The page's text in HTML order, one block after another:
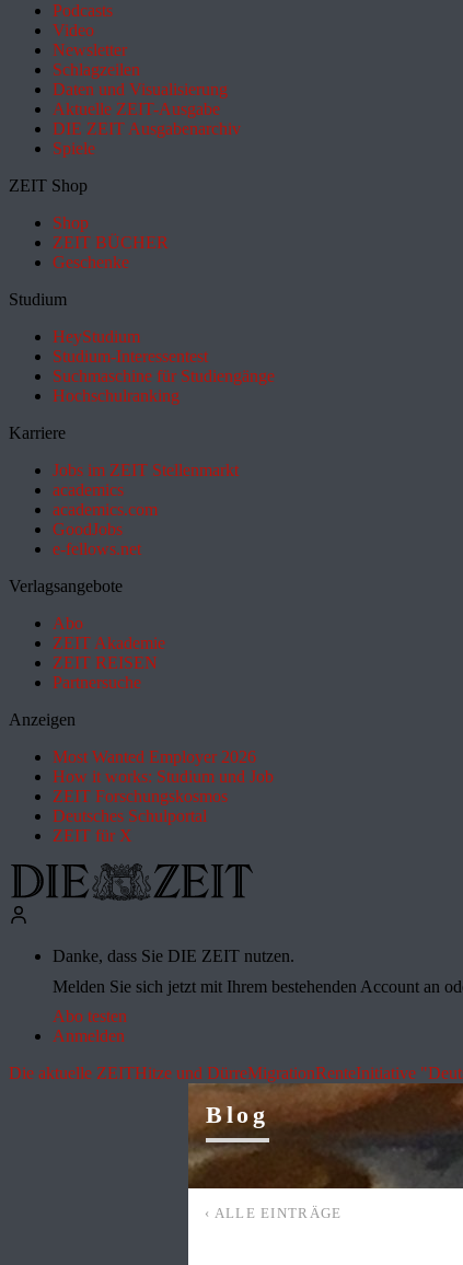
Podcasts
Video
Newsletter
Schlagzeilen
Daten und Visualisierung
Aktuelle ZEIT-Ausgabe
DIE ZEIT Ausgabenarchiv
Spiele
ZEIT Shop
Shop
ZEIT BÜCHER
Geschenke
Studium
HeyStudium
Studium-Interessentest
Suchmaschine für Studiengänge
Hochschulranking
Karriere
Jobs im ZEIT Stellenmarkt
academics
academics.com
GoodJobs
e-fellows.net
Verlagsangebote
Abo
ZEIT Akademie
ZEIT REISEN
Partnersuche
Anzeigen
Most Wanted Employer 2026
How it works: Studium und Job
ZEIT Forschungskosmos
Deutsches Schulportal
ZEIT für X
Danke, dass Sie DIE ZEIT nutzen.
Melden Sie sich jetzt mit Ihrem bestehenden Account an
Abo testen
Anmelden
Die aktuelle ZEITHitze und DürreMigrationRenteInitiative
Blog
‹ ALLE EINTRÄGE